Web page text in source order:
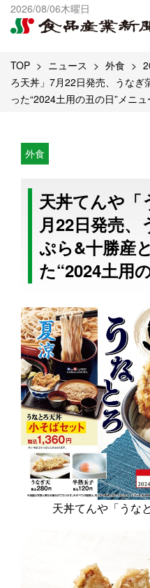
2026/08/06木曜日
出版物一覧へ
試読・購読申し込み
TOP ニュース 外食
ろ天丼」7月22日発売、うなぎ
った“2024土用の丑の日”メニュ
外食
天丼てんや「
月22日発売
ぷら&十勝産
た“2024土用
天丼てんや「うな